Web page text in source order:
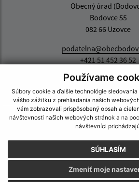
Používame
Súbory cookie a ďalšie technológie
vášho zážitku z prehliadania našich
vám zobrazovali prispôsobený obsah a
návštevnosti našich webových stránok a na
návštevníci
SÚHLASÍM
Zmeniť moje
Obecný úrad
Bodovce 55
082 66 Uzovce
+421 51 452 36 52
IČO: 00690422